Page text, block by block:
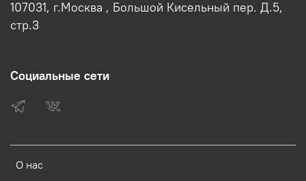
О нас
107031, г.Москва , Большой Кисельный пер. Д.5,
стр.3
Социальные сети